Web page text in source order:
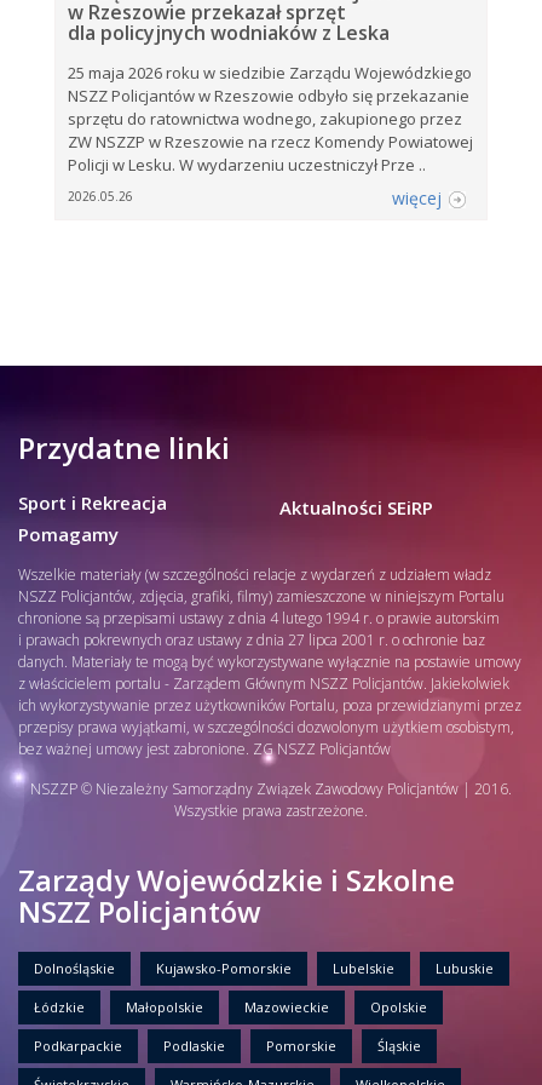
w Rzeszowie przekazał sprzęt
dla policyjnych wodniaków z Leska
25 maja 2026 roku w siedzibie Zarządu Wojewódzkiego
NSZZ Policjantów w Rzeszowie odbyło się przekazanie
sprzętu do ratownictwa wodnego, zakupionego przez
ZW NSZZP w Rzeszowie na rzecz Komendy Powiatowej
Policji w Lesku. W wydarzeniu uczestniczył Prze ..
2026.05.26 więcej
Przydatne linki
Sport i Rekreacja
Pomagamy
Aktualności SEiRP
Wszelkie materiały (w szczególności relacje z wydarzeń z udziałem władz
NSZZ Policjantów, zdjęcia, grafiki, filmy) zamieszczone w niniejszym Portalu
chronione są przepisami ustawy z dnia 4 lutego 1994 r. o prawie autorskim
i prawach pokrewnych oraz ustawy z dnia 27 lipca 2001 r. o ochronie baz
danych. Materiały te mogą być wykorzystywane wyłącznie na postawie umowy
z właścicielem portalu - Zarządem Głównym NSZZ Policjantów. Jakiekolwiek
ich wykorzystywanie przez użytkowników Portalu, poza przewidzianymi przez
przepisy prawa wyjątkami, w szczególności dozwolonym użytkiem osobistym,
bez ważnej umowy jest zabronione. ZG NSZZ Policjantów
NSZZP © Niezależny Samorządny Związek Zawodowy Policjantów | 2016.
Wszystkie prawa zastrzeżone.
Zarządy Wojewódzkie i Szkolne
NSZZ Policjantów
Dolnośląskie Kujawsko-Pomorskie Lubelskie Lubuskie
Łódzkie Małopolskie Mazowieckie Opolskie
Podkarpackie Podlaskie Pomorskie Śląskie